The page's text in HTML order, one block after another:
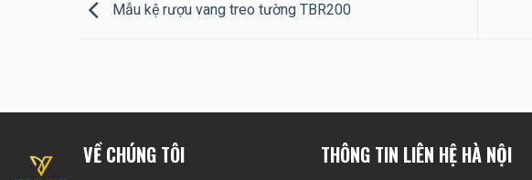
Mẫu kệ rượu vang treo tường TBR200
VỀ CHÚNG TÔI THÔNG TIN LIÊN HỆ HÀ NỘI